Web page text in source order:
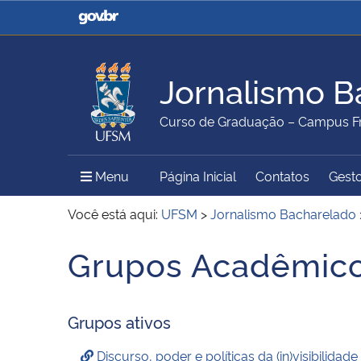
Casa Civil
Ministério da Justiça e
Ministério da Agricultura,
Pecuária e Abastecimento
Ministério da Educação
Ministério do Meio Ambiente Ministério do Turismo
Secretaria de Governo
Gabinete de Segurança
Jornalismo
Curso de Graduação – Campus
Menu Menu Principal do Sítio
Página Inicial Contatos
Você está aqui: UFSM >Jornalismo Bacharelado
Grupos
Grupos ativos
Discurso, poder e políticas da (in)visibilidade